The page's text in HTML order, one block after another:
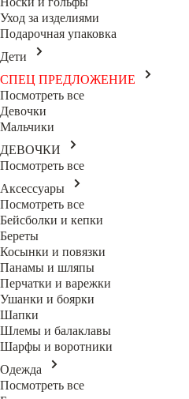
Уход за изделиями
Подарочная упаковка
Дети
СПЕЦ ПРЕДЛОЖЕНИЕ
Посмотреть все
Девочки
Мальчики
ДЕВОЧКИ
Посмотреть все
Аксессуары
Посмотреть все
Бейсболки и кепки
Береты
Косынки и повязки
Панамы и шляпы
Перчатки и варежки
Ушанки и боярки
Шапки
Шлемы и балаклавы
Шарфы и воротники
Одежда
Посмотреть все